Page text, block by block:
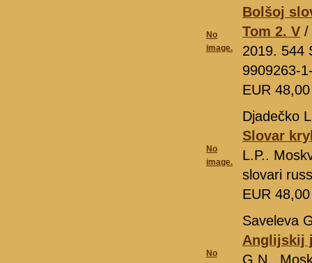
No
image.
Bolšoj
Tom 2. V /
2019. 544
9909263-
EUR
No
image.
Djadečko
Slovar
L.P..
slovari
EUR
No
Saveleva
Anglijskij
G.N..